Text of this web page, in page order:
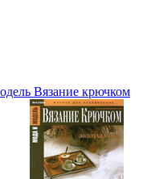
Вязание крючком